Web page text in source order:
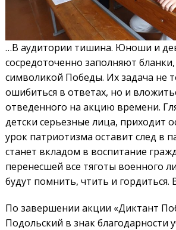
…В аудитории тишина. Юноши и
сосредоточенно заполняют
символикой Победы. Их задача не
ошибиться в ответах, но и
отведенного на акцию времени.
детски серьезные лица, приходит
урок патриотизма оставит след в
станет вкладом в воспитание
перенесшей все тяготы военного
будут помнить, чтить и гордиться.
По завершении акции «Диктант
Подольский в знак благодарности